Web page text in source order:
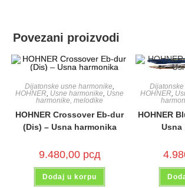
Povezani proizvodi
Dijatonske usne harmonike
HOHNER Usne harmonike Usne
harmonike, melodike
HOHNER Crossover Eb-dur
(Dis) – Usna harmonika
9.480,00 рсд
Dodaj u korpu
HOHNER,
HOHNER
Usna